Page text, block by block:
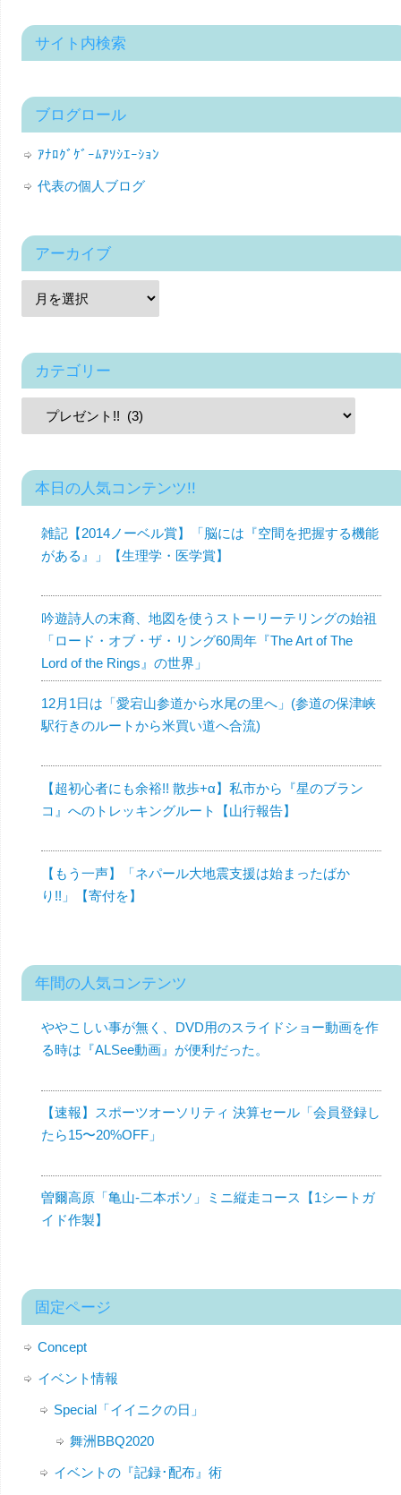
サイト内検索
ブログロール
ｱﾅﾛｸﾞｹﾞｰﾑｱｿｼｴｰｼｮﾝ
代表の個人ブログ
アーカイブ
カテゴリー
本日の人気コンテンツ!!
雑記【2014ノーベル賞】「脳には『空間を把握する機能
がある』」【生理学・医学賞】
吟遊詩人の末裔、地図を使うストーリーテリングの始祖
「ロード・オブ・ザ・リング60周年『The Art of The
Lord of the Rings』の世界」
12月1日は「愛宕山参道から水尾の里へ」(参道の保津峡
駅行きのルートから米買い道へ合流)
【超初心者にも余裕!! 散歩+α】私市から『星のブラン
コ』へのトレッキングルート【山行報告】
【もう一声】「ネパール大地震支援は始まったばか
り!!」【寄付を】
年間の人気コンテンツ
ややこしい事が無く、DVD用のスライドショー動画を作
る時は『ALSee動画』が便利だった。
【速報】スポーツオーソリティ 決算セール「会員登録し
たら15〜20%OFF」
曽爾高原「亀山-二本ボソ」ミニ縦走コース【1シートガ
イド作製】
固定ページ
Concept
イベント情報
Special「イイニクの日」
舞洲BBQ2020
イベントの『記録･配布』術